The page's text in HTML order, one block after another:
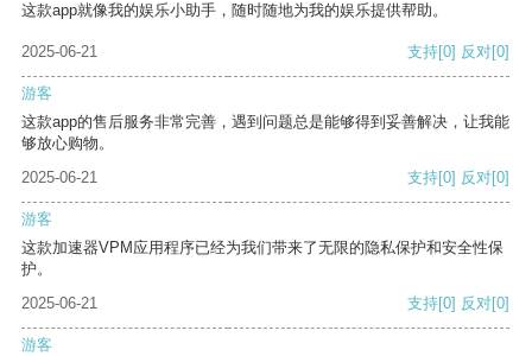
这款app就像我的娱乐小助手，随时随地为我的娱乐提供帮助。
2025-06-21 支持[0] 反对[0]
游客
这款app的售后服务非常完善，遇到问题总是能够得到妥善解决，让我能
够放心购物。
2025-06-21
支持[0] 反对[0]
游客
这款加速器VPM应用程序已经为我们带来了无限的隐私保护和安全性保
护。
2025-06-21
支持[0] 反对[0]
游客